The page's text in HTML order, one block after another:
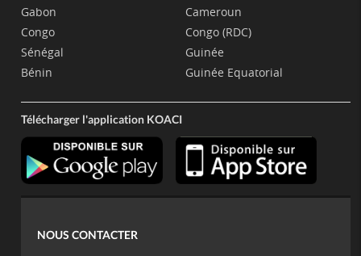
Gabon
Congo
Sénégal
Bénin
Cameroun
Congo (RDC)
Guinée
Guinée Equatorial
Télécharger l'application KOACI
NOUS CONTACTER